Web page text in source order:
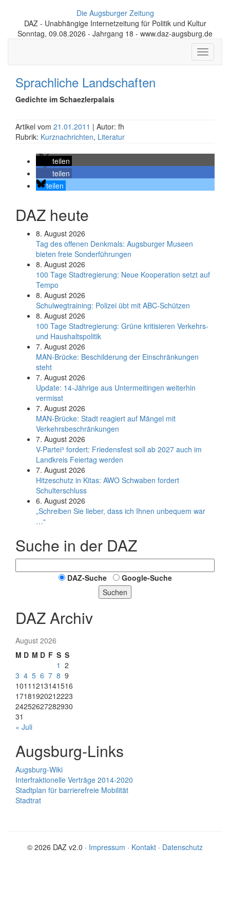
Die Augsburger Zeitung
DAZ - Unabhängige Internetzeitung für Politik und Kultur
Sonntag, 09.08.2026 - Jahrgang 18 - www.daz-augsburg.de
Toggle
Sprachliche Landschaften
Gedichte im Schaezlerpalais
Artikel vom 21.01.2011 | Autor: fh
Rubrik: Kurznachrichten, Literatur
teilen
teilen
teilen
DAZ heute
8. August 2026
Tag des offenen Denkmals: Augsburger Museen
bieten freie Sonderführungen
8. August 2026
100 Tage Stadtregierung: Neue Kooperation setzt auf
Tempo
8. August 2026
Schul­weg­trai­ning: Poli­zei übt mit ABC-Schüt­zen
8. August 2026
100 Tage Stadtregierung: Grüne kritisieren Verkehrs-
und Haushaltspolitik
7. August 2026
MAN-Brücke: Beschilderung der Einschränkungen
steht
7. August 2026
Update: 14-Jährige aus Untermeitingen weiterhin
vermisst
7. August 2026
MAN-Brücke: Stadt reagiert auf Mängel mit
Verkehrsbeschränkungen
7. August 2026
V-Partei­³ fordert: Friedens­fest soll ab 2027 auch im
Land­kreis Feier­tag werden
7. August 2026
Hitzeschutz in Kitas: AWO Schwaben fordert
Schulterschluss
6. August 2026
„Schreiben Sie lieber, dass ich Ihnen unbequem war
…“
Suche in der DAZ
DAZ-Suche
Google-Suche
Suchen
DAZ Archiv
August 2026
M D M D F S S
1 2
3 4 5 6 7 8 9
1011 1213141516
17181920212223
24252627282930
31
« Juli
Augsburg-Links
Augsburg-Wiki
Interfraktionelle Verträge 2014-2020
Stadtplan für barrierefreie Mobilität
Stadtrat
© 2026 DAZ v2.0 · Impressum · Kontakt · Datenschutz